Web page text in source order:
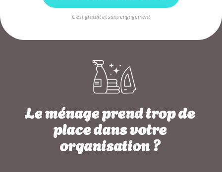
C'est gratuit et sans engagement
Le ménage prend trop de
place dans votre
organisation ?